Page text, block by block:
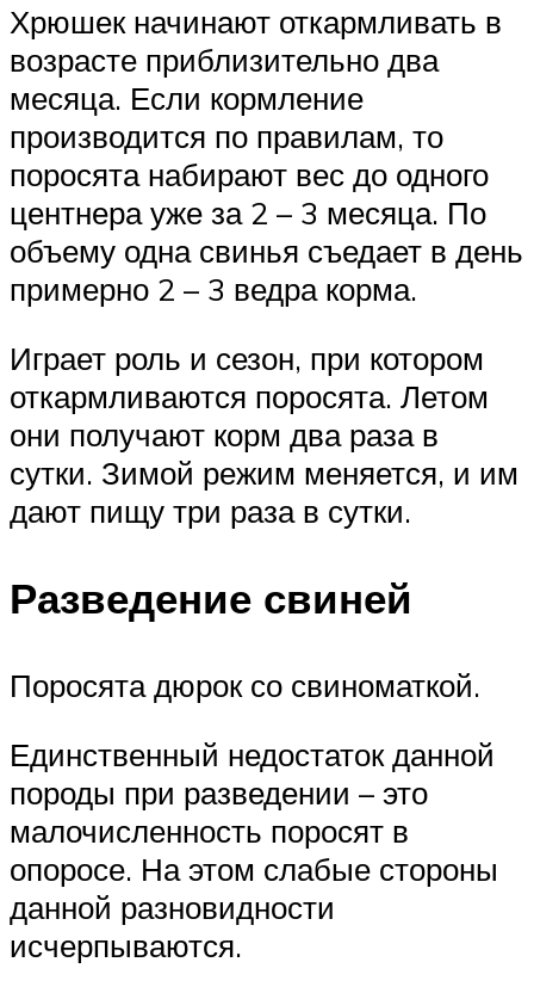
Хрюшек начинают откармливать в
возрасте приблизительно два
месяца. Если кормление
производится по правилам, то
поросята набирают вес до одного
центнера уже за 2 – 3 месяца. По
объему одна свинья съедает в день
примерно 2 – 3 ведра корма.
Играет роль и сезон, при котором
откармливаются поросята. Летом
они получают корм два раза в
сутки. Зимой режим меняется, и им
дают пищу три раза в сутки.
Разведение свиней
Поросята дюрок со свиноматкой.
Единственный недостаток данной
породы при разведении – это
малочисленность поросят в
опоросе. На этом слабые стороны
данной разновидности
исчерпываются.